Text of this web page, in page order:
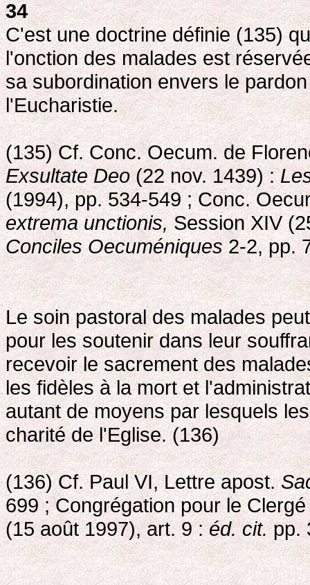
34
C'est une doctrine définie (135)
l'onction des malades est
sa subordination envers le
l'Eucharistie.
(135) Cf. Conc. Oecum. de
Exsultate Deo (22 nov. 1439) :
(1994), pp. 534-549 ; Conc.
extrema unctionis,Session XIV
Conciles Oecuméniques2-2, pp.
Le soin pastoral des malades
pour les soutenir dans leur
recevoir le sacrement des
les fidèles à la mort et
autant de moyens par lesquels
charité de l'Eglise. (136)
(136) Cf. Paul VI, Lettre apost.
699 ; Congrégation pour le
(15 août 1997), art. 9 :éd. cit.pp.